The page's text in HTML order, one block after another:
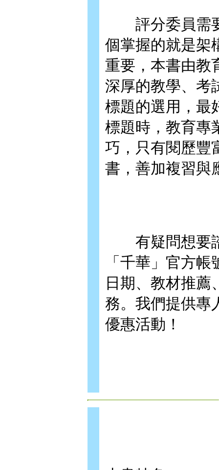
評分委員需要
個掌握的就是架
重要，本書由教
深厚的教學、考
標題的選用，最
標題時，教育專
巧，只有閱歷豐
書，善加複習與
有疑問想要諮
「千華」官方
日期、教材推
務。我們提供專
優惠活動！